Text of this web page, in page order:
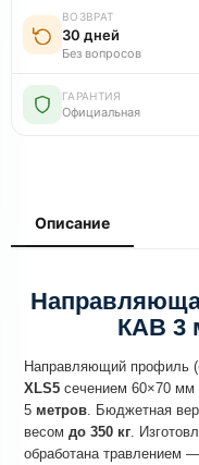
ВОЗВРАТ
30 дней
Без вопросов
ГАРАНТИЯ
Официальная
Описание
КАВ 3
Направляющий профиль
XLS5 сечением 60×70 мм
5 метров . Бюджетная
весом до 350 кг .
обработана травлением